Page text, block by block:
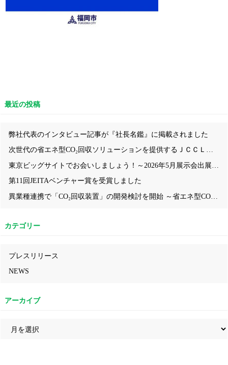
最近の投稿
弊社代表のインタビュー記事が『社長名鑑』に掲載されました
次世代の省エネ型CO₂回収ソリューションを提供するＪＣＣＬ、「第2回CCUS EXPO～CO₂の分離・回収・利用・貯蔵技術展」に出展！ ― 九州大学発の省エネ型CO₂回収技術について、ブース内セミナーや模型・動画を活用しながらわかりやすくご紹介 ―
第11回JEITAベンチャー賞を受賞しました
カテゴリー
プレスリリース
NEWS
アーカイブ